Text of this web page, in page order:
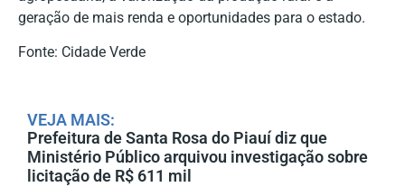
geração de mais renda e oportunidades para o estado.
Fonte: Cidade Verde
VEJA MAIS:
Prefeitura de Santa Rosa do Piauí diz que
Ministério Público arquivou investigação sobre
licitação de R$ 611 mil